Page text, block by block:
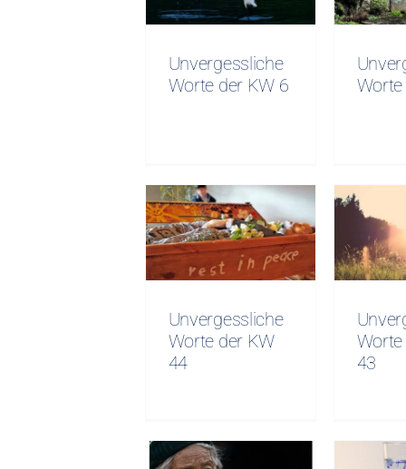
6
Unvergessliche
Worte der KW 6
Unvergessliche
Worte der KW
44
Unvergessliche
Worte der KW
44
43